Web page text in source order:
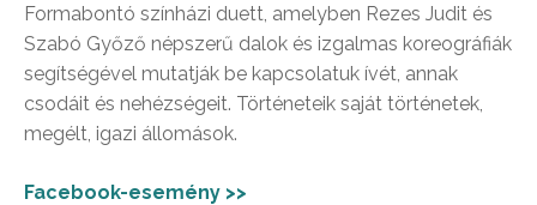
Formabontó színházi duett, amelyben Rezes Judit és
Szabó Győző népszerű dalok és izgalmas koreográfiák
segítségével mutatják be kapcsolatuk ívét, annak
csodáit és nehézségeit. Történeteik saját történetek,
megélt, igazi állomások.
Facebook-esemény >>